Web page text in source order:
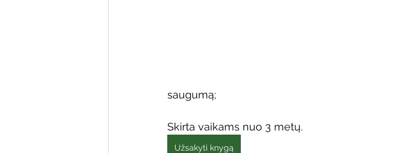
saugumą;
Skirta vaikams nuo 3 metų.
Užsakyti knygą